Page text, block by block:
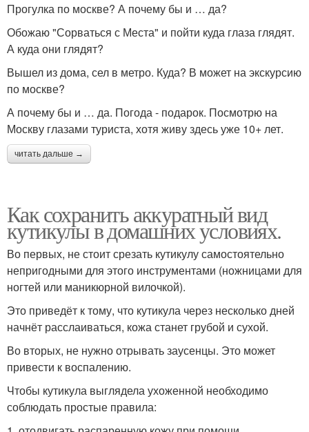
Прогулка по москве? А почему бы и … да?
Обожаю "Сорваться с Места" и пойти куда глаза глядят.
А куда они глядят?
Вышел из дома, сел в метро. Куда? В может на экскурсию
по москве?
А почему бы и … да. Погода - подарок. Посмотрю на
Москву глазами туриста, хотя живу здесь уже 10+ лет.
читать дальше →
Как сохранить аккуратный вид
кутикулы в домашних условиях.
Во первых, не стоит срезать кутикулу самостоятельно
непригодными для этого инструментами (ножницами для
ногтей или маникюрной вилочкой).
Это приведёт к тому, что кутикула через несколько дней
начнёт расслаиваться, кожа станет грубой и сухой.
Во вторых, не нужно отрывать заусенцы. Это может
привести к воспалению.
Чтобы кутикула выглядела ухоженной необходимо
соблюдать простые правила: